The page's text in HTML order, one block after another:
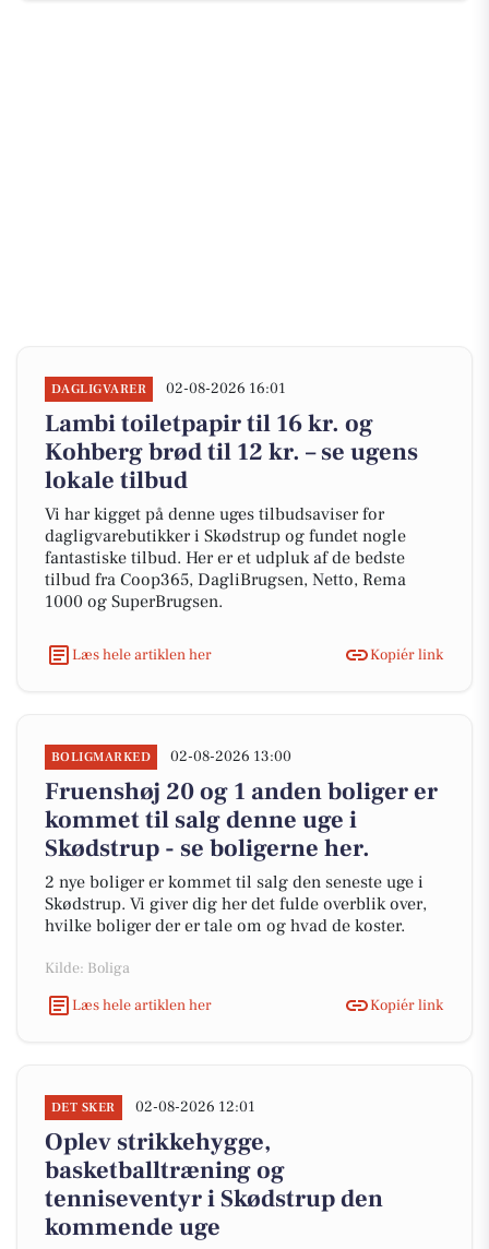
DAGLIGVARER 02-08-2026 16:01
Lambi toiletpapir til 16 kr. og
Kohberg brød til 12 kr. – se ugens
lokale tilbud
Vi har kigget på denne uges tilbudsaviser for
dagligvarebutikker i Skødstrup og fundet nogle
fantastiske tilbud. Her er et udpluk af de bedste
tilbud fra Coop365, DagliBrugsen, Netto, Rema
1000 og SuperBrugsen.
Læs hele artiklen her Kopiér link
BOLIGMARKED 02-08-2026 13:00
Fruenshøj 20 og 1 anden boliger er
kommet til salg denne uge i
Skødstrup - se boligerne her.
2 nye boliger er kommet til salg den seneste uge i
Skødstrup. Vi giver dig her det fulde overblik over,
hvilke boliger der er tale om og hvad de koster.
Kilde: Boliga
Læs hele artiklen her
Kopiér link
DET SKER 02-08-2026 12:01
Oplev strikkehygge,
basketballtræning og
tenniseventyr i Skødstrup den
kommende uge